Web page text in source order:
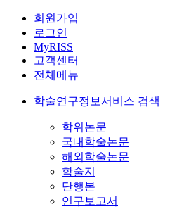
회원가입
로그인
MyRISS
고객센터
전체메뉴
학술연구정보서비스 검색
학위논문
국내학술논문
해외학술논문
학술지
단행본
연구보고서